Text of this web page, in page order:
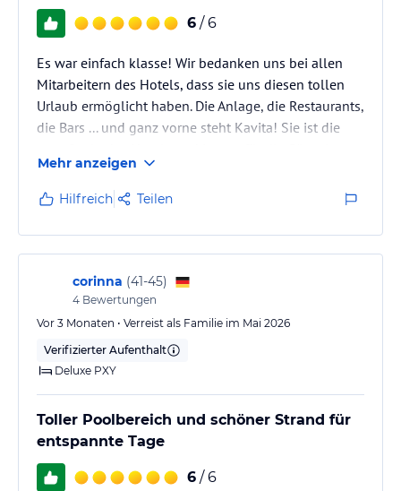
6 / 6
Es war einfach klasse! Wir bedanken uns bei allen
Mitarbeitern des Hotels, dass sie uns diesen tollen
Urlaub ermöglicht haben. Die Anlage, die Restaurants,
die Bars ... und ganz vorne steht Kavita! Sie ist die
Einsatz mit tollen Ideen und Überraschungen.
VIELEN DANK an ALLE!!!
Mehr anzeigen
Hilfreich Teilen
corinna (41-45)
4 Bewertungen
Vor 3 Monaten • Verreist als Familie im Mai 2026
Verifizierter Aufenthalt
Deluxe PXY
Toller Poolbereich und schöner Strand für
entspannte Tage
6 / 6